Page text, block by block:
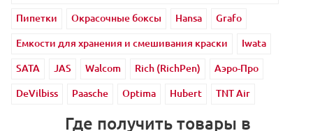
Пипетки
Окрасочные боксы Hansa
Grafo
Емкости для хранения и смешивания краски
Iwata
SATA
JAS Walcom Rich (RichPen)
Аэро-Про
DeVilbiss
Paasche Optima Hubert TNT Air
Где получить товары в